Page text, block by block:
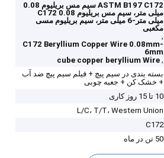
ASTM B197 C172 سیم مس بریلیوم 0.08
میلی متر، سیم مس بریلیوم C172 0.08
میلی متر-6 میلی متر، سیم بریلیوم مسی
مکعبی
,
C172 Beryllium Copper Wire 0.08mm-
6mm
,
cube copper beryllium Wire
بسته بندی در سیم پیچ + فیلم سیم پیچ ضد آب
+ خشک کن + جعبه چوبی
10 تا 15 روز کاری
L/C، T/T، Western Union
C172
50 تن در ماه